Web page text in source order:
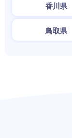
香川県
鳥取県